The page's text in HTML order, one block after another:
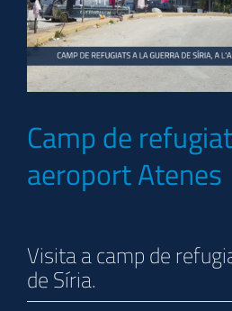
Camp de
aeroport Atenes
Visita a camp de
de Síria.